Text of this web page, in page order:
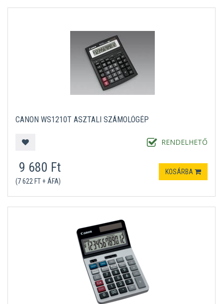
CANON WS1210T ASZTALI SZÁMOLÓGÉP
RENDELHETŐ
9 680 Ft
(7 622 FT + ÁFA)
KOSÁRBA